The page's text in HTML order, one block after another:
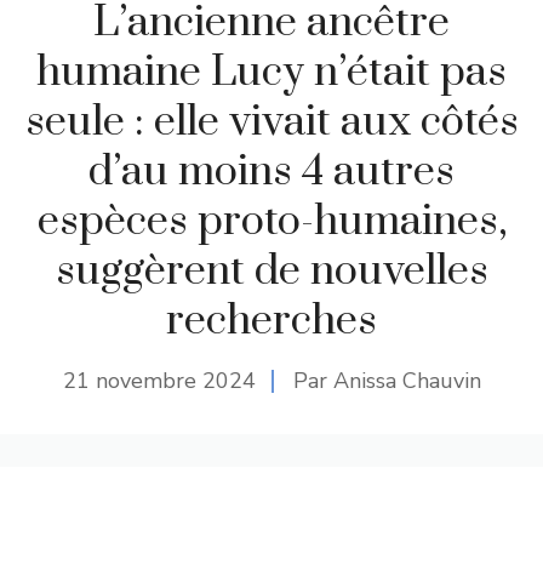
L’ancienne ancêtre
humaine Lucy n’était pas
seule : elle vivait aux côtés
d’au moins 4 autres
espèces proto-humaines,
suggèrent de nouvelles
recherches
21 novembre 2024 Par Anissa Chauvin